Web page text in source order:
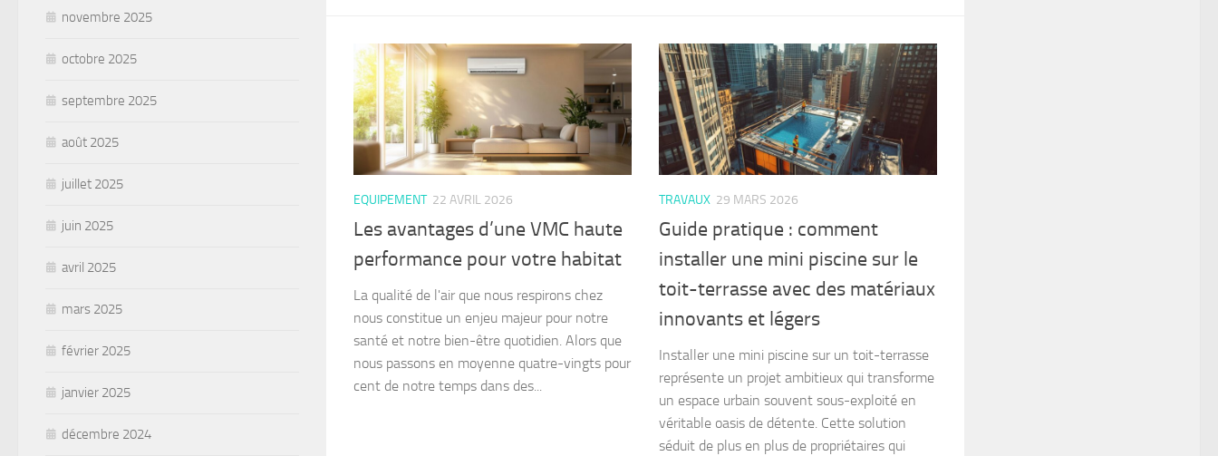
EQUIPEMENT 22 AVRIL 2026
Les avantages d’une VMC haute
performance pour votre habitat
La qualité de l'air que nous respirons chez
nous constitue un enjeu majeur pour notre
santé et notre bien-être quotidien. Alors que
nous passons en moyenne quatre-vingts pour
cent de notre temps dans des...
TRAVAUX 29 MARS 2026
Guide pratique : comment
installer une mini piscine sur le
toit-terrasse avec des matériaux
innovants et légers
Installer une mini piscine sur un toit-terrasse
représente un projet ambitieux qui transforme
un espace urbain souvent sous-exploité en
véritable oasis de détente. Cette solution
séduit de plus en plus de propriétaires qui
novembre 2025
octobre 2025
septembre 2025
août 2025
juillet 2025
juin 2025
avril 2025
mars 2025
février 2025
janvier 2025
décembre 2024